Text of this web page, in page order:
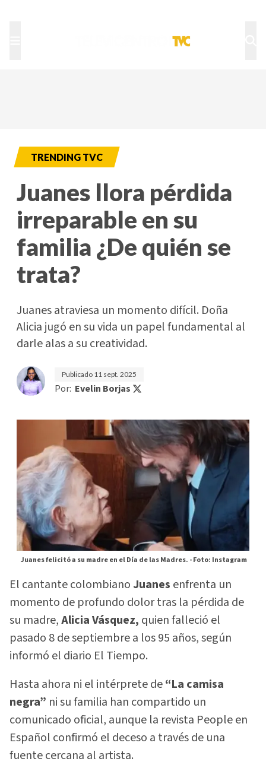
TRENDING TVC
Juanes llora pérdida
irreparable en su
familia ¿De quién se
trata?
Juanes atraviesa un momento difícil. Doña
Alicia jugó en su vida un papel fundamental al
darle alas a su creatividad.
Publicado 11 sept. 2025
Por: Evelin Borjas
Juanes felicitó a su madre en el Día de las Madres. -Foto: Instagram
El cantante colombianoJuanes enfrenta un
momento de profundo dolor tras la pérdida de
su madre,Alicia Vásquez, quien falleció el
pasado 8 de septiembre a los 95 años, según
informó el diario El Tiempo.
Hasta ahora ni el intérprete de“La camisa
negra” ni su familia han compartido un
comunicado oficial, aunque la revista People en
Español confirmó el deceso a través de una
fuente cercana al artista.